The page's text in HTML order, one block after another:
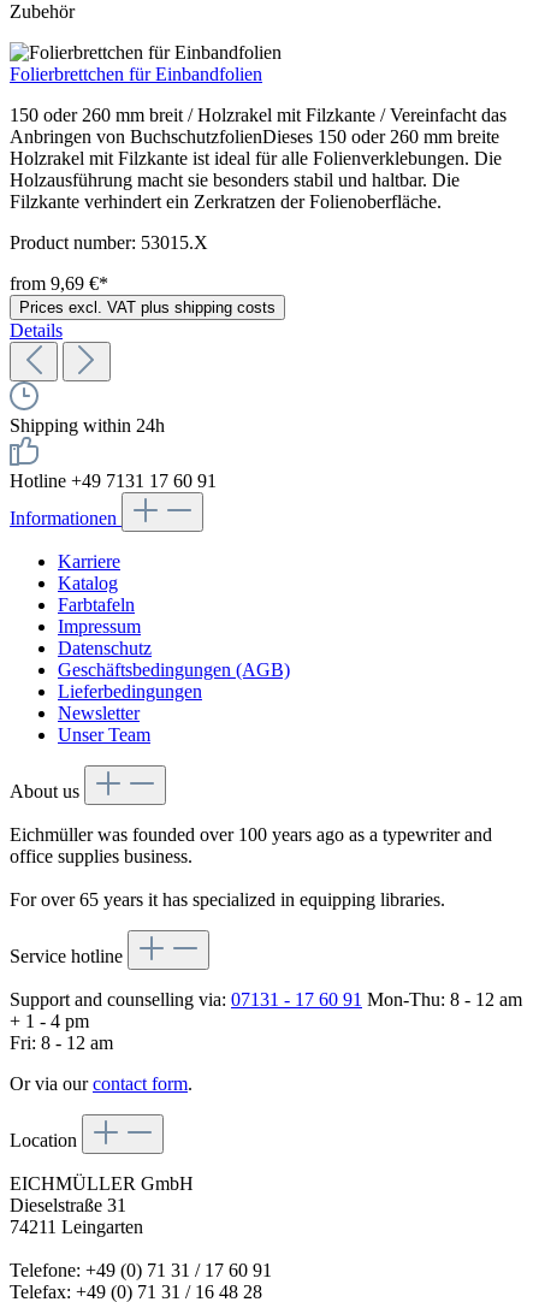
Zubehör
Folierbrettchen für Einbandfolien
150 oder 260 mm breit / Holzrakel mit Filzkante / Vereinfacht das
Anbringen von BuchschutzfolienDieses 150 oder 260 mm breite
Holzrakel mit Filzkante ist ideal für alle Folienverklebungen. Die
Holzausführung macht sie besonders stabil und haltbar. Die
Filzkante verhindert ein Zerkratzen der Folienoberfläche.
Product number: 53015.X
from 9,69 €*
Prices excl. VAT plus shipping costs
Details
Shipping within 24h
Hotline +49 7131 17 60 91
Informationen
Karriere
Katalog
Farbtafeln
Impressum
Datenschutz
Geschäftsbedingungen (AGB)
Lieferbedingungen
Newsletter
Unser Team
About us
Eichmüller was founded over 100 years ago as a typewriter and
office supplies business.
For over 65 years it has specialized in equipping libraries.
Service hotline
Support and counselling via: 07131 - 17 60 91 Mon-Thu: 8 - 12 am
+ 1 - 4 pm
Fri: 8 - 12 am
Or via ourcontact form.
Location
EICHMÜLLER GmbH
Dieselstraße 31
74211 Leingarten
Telefone: +49 (0) 71 31 / 17 60 91
Telefax: +49 (0) 71 31 / 16 48 28